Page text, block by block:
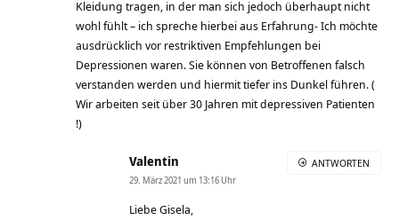
Kleidung tragen, in der man sich jedoch überhaupt nicht
wohl fühlt – ich spreche hierbei aus Erfahrung- Ich möchte
ausdrücklich vor restriktiven Empfehlungen bei
Depressionen waren. Sie können von Betroffenen falsch
verstanden werden und hiermit tiefer ins Dunkel führen. (
Wir arbeiten seit über 30 Jahren mit depressiven Patienten
!)
Valentin
29. März 2021 um 13:16 Uhr
Liebe Gisela,
ANTWORTEN